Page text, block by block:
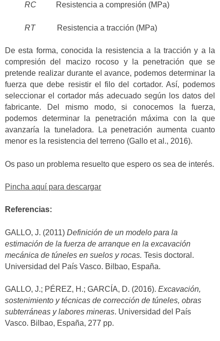
RC Resistencia a compresión (MPa)
RTResistencia a tracción (MPa)
De esta forma, conocida la resistencia a la tracción y a la
compresión del macizo rocoso y la penetración que se
pretende realizar durante el avance, podemos determinar la
fuerza que debe resistir el filo del cortador. Así, podemos
seleccionar el cortador más adecuado según los datos del
fabricante. Del mismo modo, si conocemos la fuerza,
podemos determinar la penetración máxima con la que
avanzaría la tuneladora. La penetración aumenta cuanto
menor es la resistencia del terreno (Gallo et al., 2016).
Os paso un problema resuelto que espero os sea de interés.
Pincha aquí para descargar
Referencias:
GALLO, J. (2011) Definición de un modelo para la
estimación de la fuerza de arranque en la excavación
mecánica de túneles en suelos y rocas. Tesis doctoral.
Universidad del País Vasco. Bilbao, España.
GALLO, J.; PÉREZ, H.; GARCÍA, D. (2016). Excavación,
sostenimiento y técnicas de corrección de túneles, obras
subterráneas y labores mineras. Universidad del País
Vasco. Bilbao, España, 277 pp.